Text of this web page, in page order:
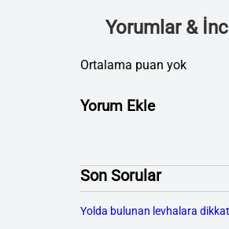
Yorumlar &
Ortalama puan yok
Yorum Ekle
Son Sorular
Yolda bulunan levhalara